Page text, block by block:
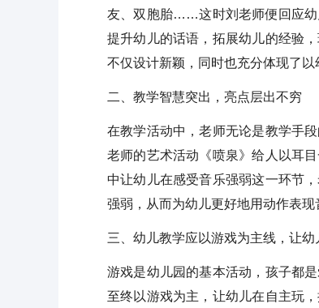
友、双胞胎……这时刘老师便回应幼
提升幼儿的话语，拓展幼儿的经验
不仅设计新颖，同时也充分体现了以
二、教学智慧突出，亮点层出不穷
在教学活动中，老师无论是教学手
老师的艺术活动《喷泉》给人以耳
中让幼儿在感受音乐强弱这一环节
强弱，从而为幼儿更好地用动作表
三、幼儿教学应以游戏为主线，让
游戏是幼儿园的基本活动，孩子都
至终以游戏为主，让幼儿在自主玩